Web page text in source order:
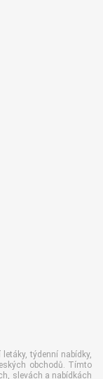
týdenní nabídky,
obchodů. Tímto
slevách a nabídkách